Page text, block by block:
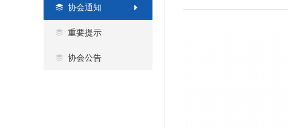
协会通知
重要提示
协会公告